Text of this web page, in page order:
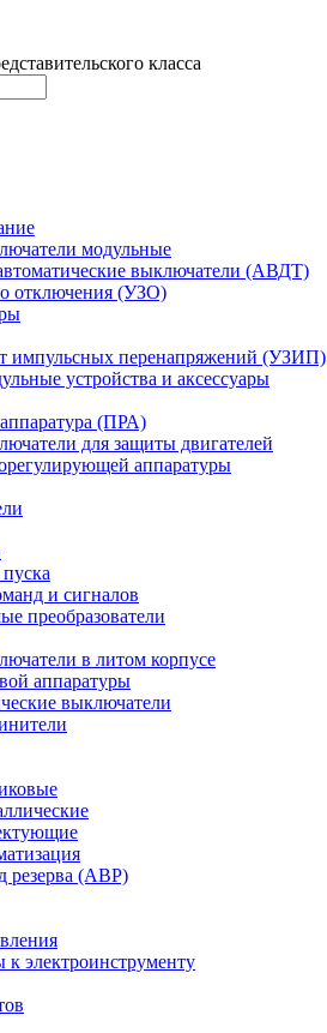
класса
модульные
выключатели (АВДТ)
отключения (УЗО)
импульсных перенапряжений (УЗИП)
устройства и аксессуары
(ПРА)
для защиты двигателей
аппаратуры
и сигналов
преобразователи
в литом корпусе
аппаратуры
выключатели
резерва (АВР)
к электроинструменту